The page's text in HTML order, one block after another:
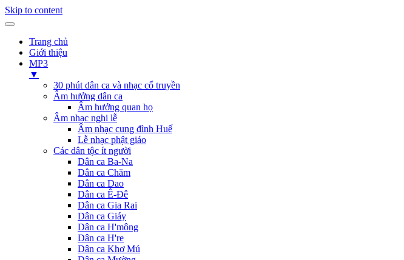
Skip to content
Trang chủ
Giới thiệu
MP3
▼
30 phút dân ca và nhạc cổ truyền
Âm hưởng dân ca
Âm hưởng quan họ
Âm nhạc nghi lễ
Âm nhạc cung đình Huế
Lễ nhạc phật giáo
Các dân tộc ít người
Dân ca Ba-Na
Dân ca Chăm
Dân ca Dao
Dân ca Ê-Đê
Dân ca Gia Rai
Dân ca Giáy
Dân ca H'mông
Dân ca H're
Dân ca Khơ Mú